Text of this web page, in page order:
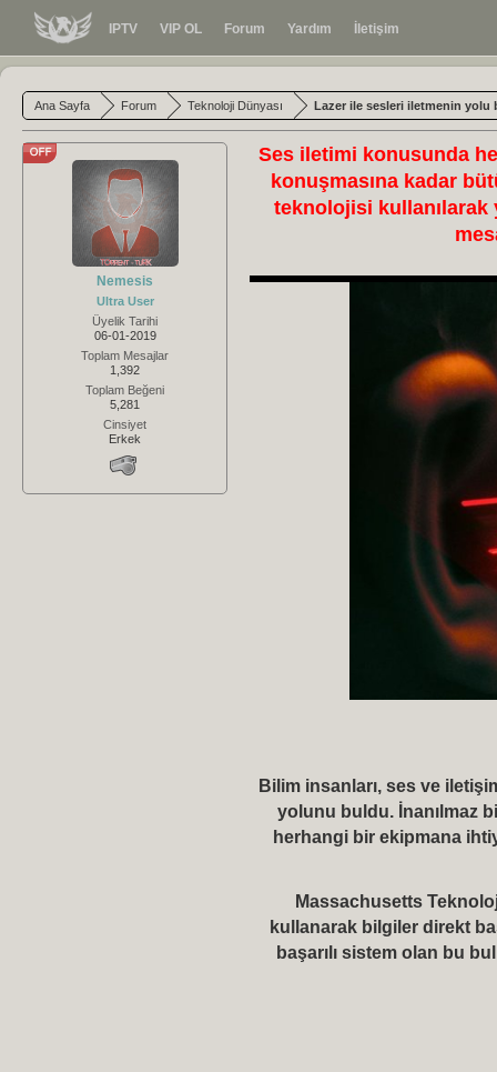
IPTV VIP OL Forum Yardım İletişim
Ana Sayfa Forum Teknoloji Dünyası Lazer ile sesleri iletmenin yolu
Nemesis
Ultra User
Üyelik Tarihi
06-01-2019
Toplam Mesajlar
1,392
Toplam Beğeni
5,281
Cinsiyet
Erkek
Ses iletimi konusunda
konuşmasına kadar
teknolojisi kullanılarak
Bilim insanları, ses ve
yolunu buldu. İnanılmaz
herhangi bir ekipmana
Massachusetts
kullanarak bilgiler direkt
başarılı sistem olan bu